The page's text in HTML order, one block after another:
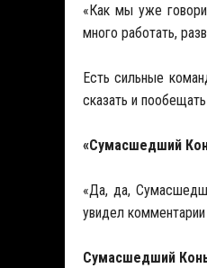
«Как мы уже
много работать,
Есть сильные
сказать и
«Сумасшедший
«Да, да,
увидел
Сумасшедший